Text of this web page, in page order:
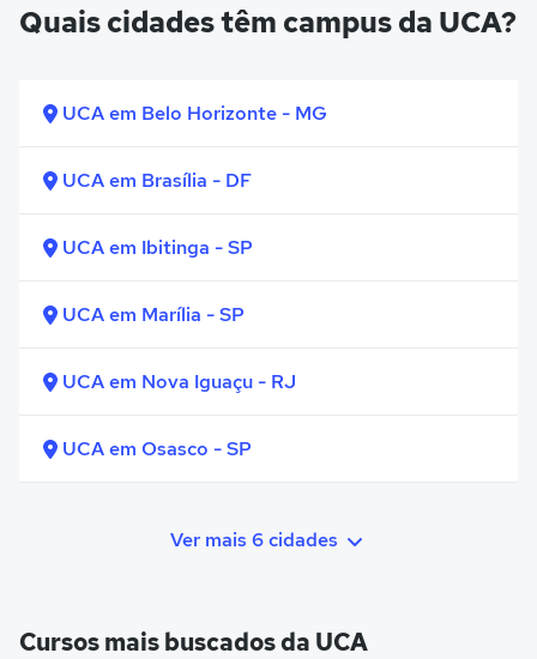
Quais cidades têm campus da UCA?
UCA em Belo Horizonte - MG
UCA em Brasília - DF
UCA em Ibitinga - SP
UCA em Marília - SP
UCA em Nova Iguaçu - RJ
UCA em Osasco - SP
Ver mais 6 cidades
Cursos mais buscados da UCA